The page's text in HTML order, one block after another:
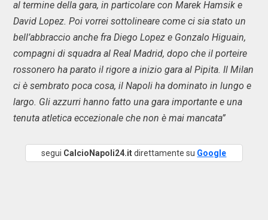
al termine della gara, in particolare con Marek Hamsik e
David Lopez. Poi vorrei sottolineare come ci sia stato un
bell’abbraccio anche fra Diego Lopez e Gonzalo Higuain,
compagni di squadra al Real Madrid, dopo che il porteire
rossonero ha parato il rigore a inizio gara al Pipita. Il Milan
ci è sembrato poca cosa, il Napoli ha dominato in lungo e
largo. Gli azzurri hanno fatto una gara importante e una
tenuta atletica eccezionale che non è mai mancata”
segui CalcioNapoli24.itdirettamente su Google